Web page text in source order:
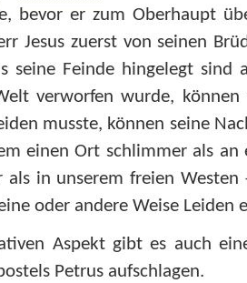
bevor er zum Oberhaupt
Jesus zuerst von seinen
seine Feinde hingelegt sind
verworfen wurde,
musste, können seine
einen Ort schlimmer als
als in unserem freien
oder andere Weise Leiden
Aspekt gibt es auch
Petrus aufschlagen.